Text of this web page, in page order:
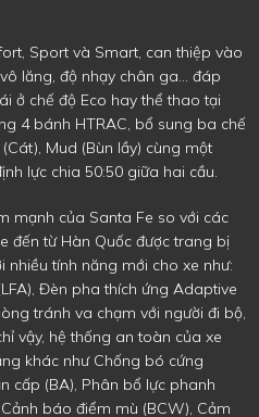
Sport và Smart, can thiệp vào
lăng, độ nhạy chân ga... đáp
ở chế độ Eco hay thể thao tại
4 bánh HTRAC, bổ sung ba chế
Mud (Bùn lầy) cùng một
lực chia 50:50 giữa hai cầu.
mạnh của Santa Fe so với các
đến từ Hàn Quốc được trang bị
tính năng mới cho xe như:
Đèn pha thích ứng Adaptive
tránh va chạm với người đi bộ,
vậy, hệ thống an toàn của xe
khác như Chống bó cứng
cấp (BA), Phân bổ lực phanh
báo điểm mù (BCW), Cảm